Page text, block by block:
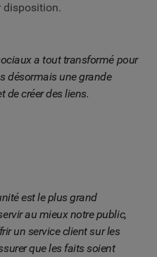
disposition.
a tout transformé pour
désormais une grande
de créer des liens.
est le plus grand
au mieux notre public,
un service client sur les
que les faits soient